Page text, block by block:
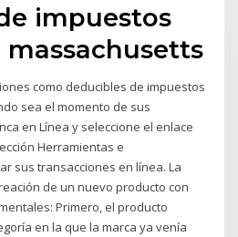
impuestos
massachusetts
como deducibles de impuestos
sea el momento de sus
en Línea y seleccione el enlace
Herramientas e
sus transacciones en línea. La
de un nuevo producto con
Primero, el producto
en la que la marca ya venía